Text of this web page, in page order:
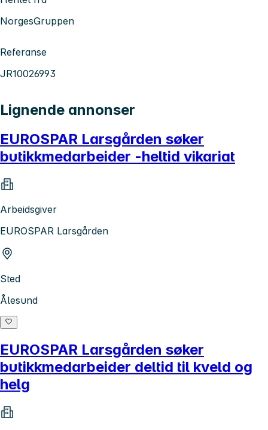
NorgesGruppen
Referanse
JR10026993
Lignende annonser
EUROSPAR Larsgården søker
butikkmedarbeider -heltid vikariat
Arbeidsgiver
EUROSPAR Larsgården
Sted
Ålesund
EUROSPAR Larsgården søker
butikkmedarbeider deltid til kveld og
helg